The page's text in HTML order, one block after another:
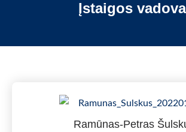
Įstaigos
Ramūnas-Petras